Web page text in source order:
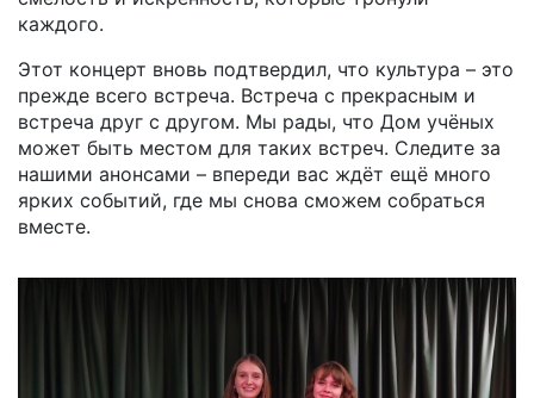
каждого.
Этот концерт вновь подтвердил, что культура – это
прежде всего встреча. Встреча с прекрасным и
встреча друг с другом. Мы рады, что Дом учёных
может быть местом для таких встреч. Следите за
нашими анонсами – впереди вас ждёт ещё много
ярких событий, где мы снова сможем собраться
вместе.